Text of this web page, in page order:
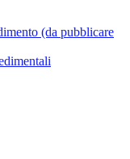
(da pubblicare